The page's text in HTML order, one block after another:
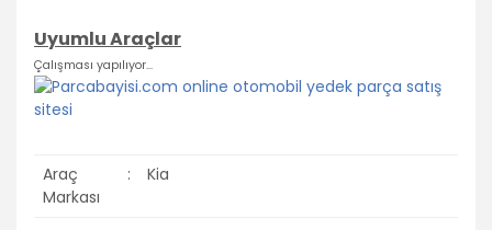
Uyumlu Araçlar
Çalışması yapılıyor...
Araç
Markası
: Kia